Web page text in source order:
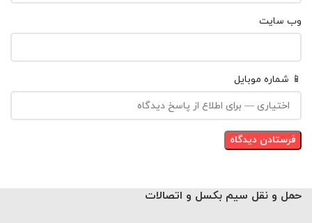
وب‌ سایت
📱 شماره موبایل
حمل و نقل سیم بکسل و اتصالات